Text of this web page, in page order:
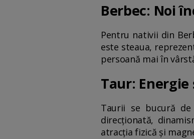
Berbec: Noi
Pentru nativii din
este steaua,
persoană mai în
Taur:
Taurii se bucură
direcționată,
atracția fizică și